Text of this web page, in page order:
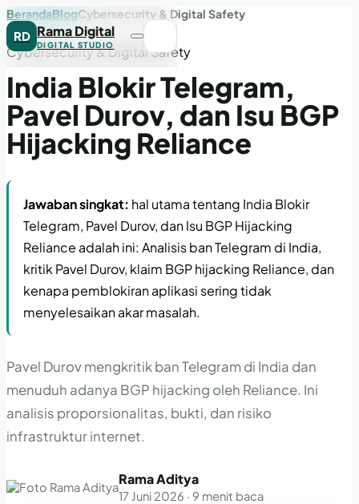
RD Rama Digital
DIGITAL STUDIO
BerandaBlogCybersecurity & Digital Safety
Cybersecurity & Digital Safety
India Blokir Telegram,
Pavel Durov, dan Isu BGP
Hijacking Reliance
Jawaban singkat: hal utama tentang India Blokir
Telegram, Pavel Durov, dan Isu BGP Hijacking
Reliance adalah ini: Analisis ban Telegram di India,
kritik Pavel Durov, klaim BGP hijacking Reliance, dan
kenapa pemblokiran aplikasi sering tidak
menyelesaikan akar masalah.
Pavel Durov mengkritik ban Telegram di India dan
menuduh adanya BGP hijacking oleh Reliance. Ini
analisis proporsionalitas, bukti, dan risiko
infrastruktur internet.
Rama Aditya
17 Juni 2026 · 9 menit baca